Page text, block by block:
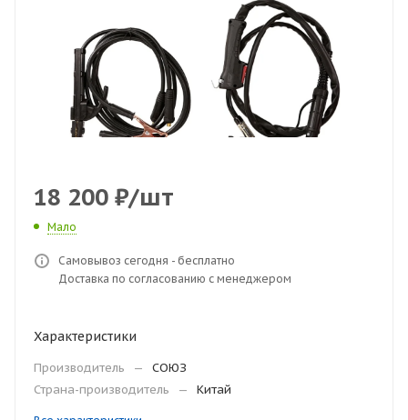
18 200 ₽/шт
Мало
Самовывоз сегодня - бесплатно
Доставка по согласованию с менеджером
Характеристики
Производитель —
СОЮЗ
Страна-производитель
— Китай